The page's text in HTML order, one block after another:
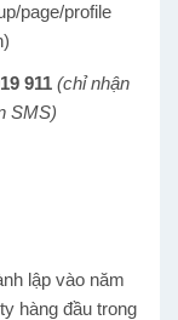
page/profile
911 (chỉ nhận
SMS)
lập vào năm
hàng đầu trong